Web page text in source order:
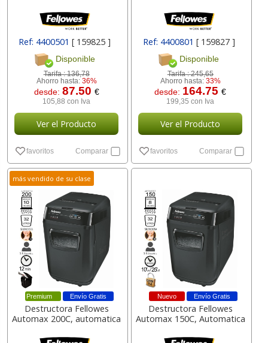
Ref: 4400501[ 159825 ]
Disponible
Tarifa :136,78
Ahorro hasta: 36%
desde: 87.50 €
105,88 con Iva
Ver el Producto
favoritos Comparar
Ref: 4400801 [ 159827 ]
Disponible
Tarifa :245,65
Ahorro hasta: 33%
desde: 164.75€
199,35 con Iva
Ver el Producto
favoritos Comparar
más vendido de su clase
Envío Gratis
Premium
Destructora Fellowes
Automax 200C, automatica
Envío Gratis
Nuevo
Destructora Fellowes
Automax 150C, Automatica